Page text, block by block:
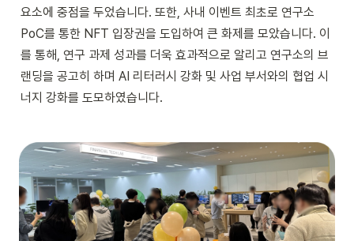
요소에 중점을 두었습니다. 또한, 사내 이벤트 최초로 연구소
PoC를 통한 NFT 입장권을 도입하여 큰 화제를 모았습니다. 이
를 통해, 연구 과제 성과를 더욱 효과적으로 알리고 연구소의 브
랜딩을 공고히 하며 AI 리터러시 강화 및 사업 부서와의 협업 시
너지 강화를 도모하였습니다.